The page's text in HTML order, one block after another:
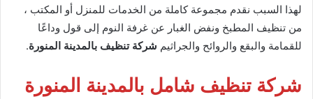
لهذا السبب نقدم مجموعة كاملة من الخدمات للمنزل أو المكتب ،
من تنظيف المطبخ ونفض الغبار عن غرفة النوم إلى قول وداعًا
للقمامة والبقع والروائح والجراثيم شركة تنظيف بالمدينة المنورة.
شركة تنظيف شامل بالمدينة المنورة